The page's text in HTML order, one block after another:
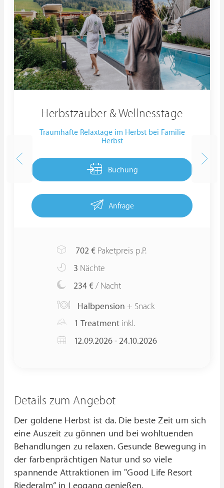
Herbstzauber & Wellnesstage
Traumhafte Relaxtage im Herbst bei Familie
Herbst
Buchung
Anfrage
702 € Paketpreis p.P.
3 Nächte
234 € / Nacht
Halbpension + Snack
1 Treatment inkl.
12.09.2026 - 24.10.2026
Details zum Angebot
Der goldene Herbst ist da. Die beste Zeit um sich
eine Auszeit zu gönnen und bei wohltuenden
Behandlungen zu relaxen. Gesunde Bewegung in
der farbenprächtigen Natur und so viele
spannende Attraktionen im "Good Life Resort
Riederalm“ in Leogang genießen.